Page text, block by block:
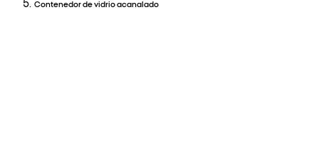
Contenedor de vidrio acanalado